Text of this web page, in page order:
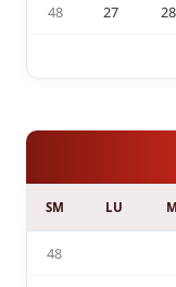
48 27 28
SM LU
48